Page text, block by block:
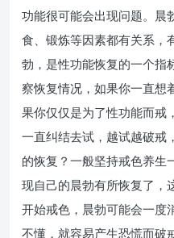
功能很可能会出现问题。晨
食、锻炼等因素都有关系，
勃，是性功能恢复的一个指
察恢复情况，如果你一直想
果你仅仅是为了性功能而戒
一直纠结去试，越试越破戒
的恢复？一般坚持戒色养生
现自己的晨勃有所恢复了，
开始戒色，晨勃可能会一度
不懂，就容易产生恐慌而破